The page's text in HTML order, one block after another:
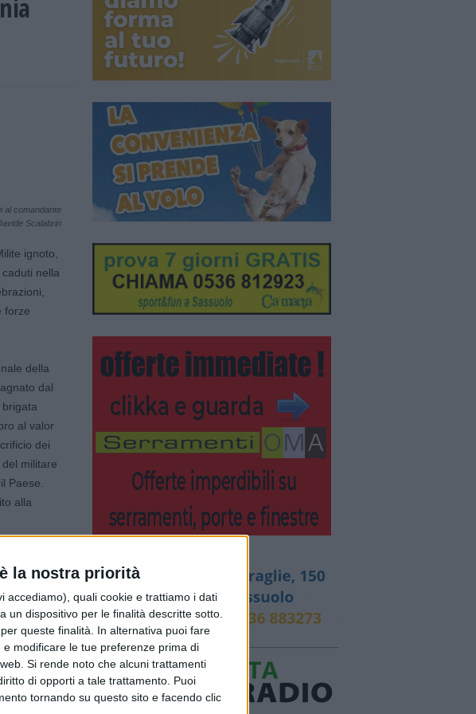
la nostra priorità
accediamo), quali cookie e trattiamo i dati
un dispositivo per le finalità descritte sotto.
queste finalità. In alternativa puoi fare
modificare le tue preferenze prima di
Si rende noto che alcuni trattamenti
di opporti a tale trattamento. Puoi
tornando su questo sito e facendo clic
al comandante
Scalabrin
ignoto,
nella
forze
della
dal
al valor
dei
militare
Paese.
alla
tra
mesi dal
a